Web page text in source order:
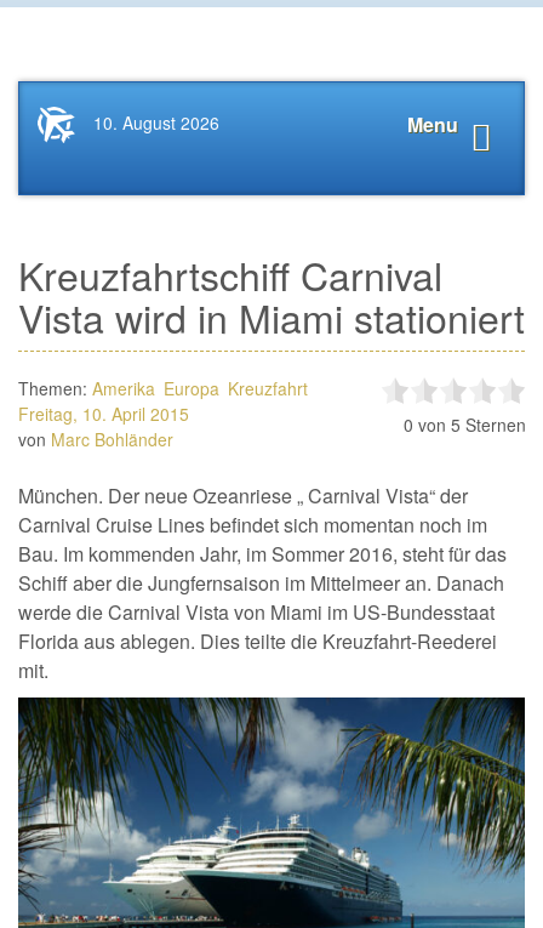
Startseite
News.Tourismus.com
Menu
10. August 2026
Kreuzfahrtschiff Carnival
Vista wird in Miami stationiert
Themen: Amerika Europa Kreuzfahrt
Freitag, 10. April 2015
von Marc Bohländer
0 von 5 Sternen
München. Der neue Ozeanriese „ Carnival Vista“ der
Carnival Cruise Lines befindet sich momentan noch im
Bau. Im kommenden Jahr, im Sommer 2016, steht für das
Schiff aber die Jungfernsaison im Mittelmeer an. Danach
werde die Carnival Vista von Miami im US-Bundesstaat
Florida aus ablegen. Dies teilte die Kreuzfahrt-Reederei
mit.